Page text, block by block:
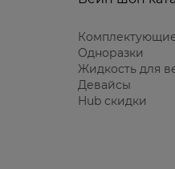
Одноразки
Жидкость для
Девайсы
Hub скидки